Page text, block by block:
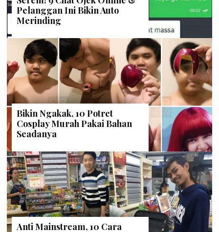
Pelanggan Ini Bikin Auto
Merinding
Bikin Ngakak, 10 Potret
Cosplay Murah Pakai Bahan
Seadanya
Anti Mainstream, 10 Cara